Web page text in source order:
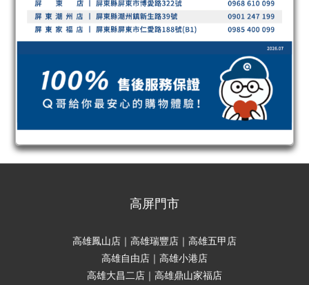
高屏門市
高雄鳳山店｜高雄瑞豐店｜高雄五甲店
高雄自由店｜高雄小港店
高雄大昌二店｜高雄鼎山家福店